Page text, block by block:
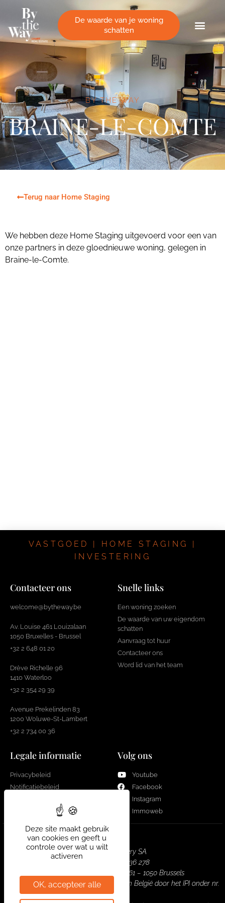
De waarde van je woning
schatten
BY THE WAY
BRAINE-LE-COMTE
Terug naar Home Staging
We hebben deze Home Staging uitgevoerd voor een van
onze partners in deze gloednieuwe woning, gelegen in
Braine-le-Comte.
VASTGOED | HOME STAGING |
INVESTERING
Contacteer ons
welcome@bytheway.be
Av. Louise 461 Louizalaan
1050 Bruxelles - Brussel
+32 2 648 01 20
Drève Richelle 96
1410 Waterloo
+32 2 354 29 39
Avenue Prekelinden 83
1200 Woluwe-St-Lambert
+32 2 734 00 36
Snelle links
Een woning zoeken
De waarde van uw eigendom
schatten
Aanvraag tot huur
Contacteer ons
Word lid van het team
Legale informatie
Privacybeleid
Notificatiebeleid
Volg ons
Youtube
Facebook
Instagram
Immoweb
Real Estate Gallery SA
Bedrijf nr. : 0751 936 278
Hoofdkantoor : Louizalaan 461 – 1050 Brussels
Vastgoedmakelaar – makelaar erkend in België door het IPI onder nr.
508.226
Cookies beheer paneel
Deze site maakt gebruik
van cookies en geeft u
controle over wat u wilt
activeren
OK, accepteer alle